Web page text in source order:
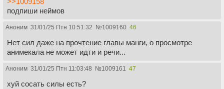
подпиши неймов
Аноним 31/01/25 Птн 10:51:32 №1009160 46
Нет сил даже на прочтение главы манги, о просмотре
анимекала не может идти и речи...
Аноним 31/01/25 Птн 11:03:48 №1009161 47
хуй сосать силы есть?